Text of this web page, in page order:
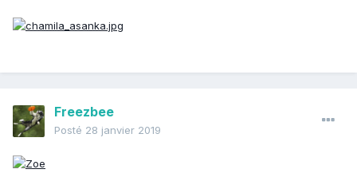
Freezbee
Posté 28 janvier 2019